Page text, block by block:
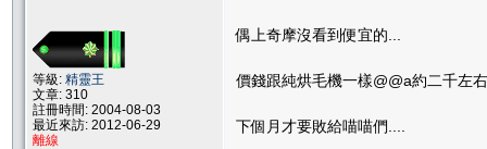
等級: 精靈王
文章: 310
註冊時間: 2004-08-03
最近來訪: 2012-06-29
離線
偶上奇摩沒看到便宜的...
價錢跟純烘毛機一樣@@a約二千左
下個月才要敗給喵喵們....